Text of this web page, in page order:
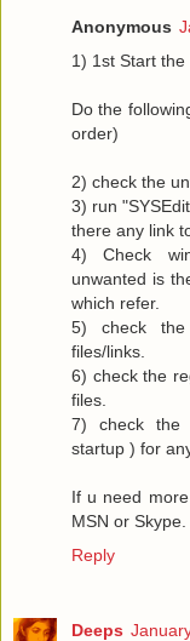
Anonymous
1) 1st Start the
Do the
order)
2) check the
3) run
there any link
4) Check
unwanted is
which refer.
5) check the
files/links.
6) check the
files.
7) check the
startup ) for
If u need
MSN or Skype.
Reply
Deeps